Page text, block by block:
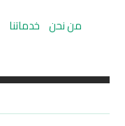
من نحن خدماتنا